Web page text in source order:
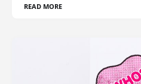
READ MORE